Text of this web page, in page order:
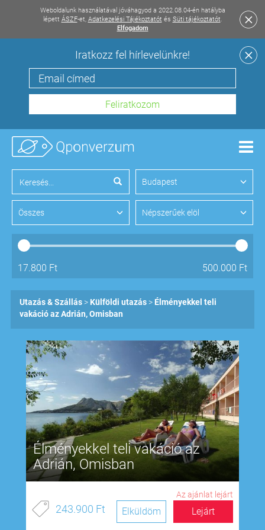
Weboldalunk használatával jóváhagyod a 2022.08.04-én hatályba
lépett ÁSZF-et, Adatkezelési Tájékoztatót és Süti tájékoztatót.
Elfogadom
Iratkozz fel hírlevelünkre!
Budapest
Összes Népszerűek elöl
17.800 Ft 500.000 Ft
Utazás & Szállás Külföldi utazás
Élményekkel teli
vakáció az Adrián, Omisban
Élményekkel teli vakáció az
Adrián, Omisban
Az ajánlat lejárt
243.900 Ft Lejárt
Elküldöm